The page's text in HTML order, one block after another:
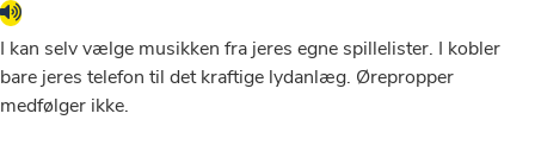
I kan selv vælge musikken fra jeres egne spillelister. I kobler
bare jeres telefon til det kraftige lydanlæg. Ørepropper
medfølger ikke.